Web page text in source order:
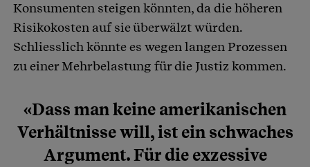
Konsumenten steigen könnten, da die höheren
Risikokosten auf sie überwälzt würden.
Schliesslich könnte es wegen langen Prozessen
zu einer Mehrbelastung für die Justiz kommen.
«Dass man keine amerikanischen
Verhältnisse will, ist ein schwaches
Argument. Für die exzessive